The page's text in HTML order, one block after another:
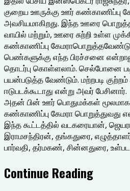
குறைய ஊருக்கு ஊர் கண்காணிப்பு
அவசியமாகிறது. இந்த ஊரை
வாயில் மற்றும், ஊரை சுற்றி உள்ள
கண்காணிப்பு
பெண்களுக்கு எந்த பிரச்சனை
தொடர்பு கொள்ளலாம். செல்போனை
பயன்படுத்த வேண்டும். மற்றபடி
ஈடுபடக்கூடாது என்று அவர் பேசினார்.
அதன் பின் ஊர் பொதுமக்கள் மூலமாக
கண்காணிப்பு கேமரா பொறுத்துவது
இந்த கூட்டத்தில் வடகரையான்,
இராமசந்திரன், தங்கதுரை, எழுத்தாளர்
பார்வதி, தர்மகண், சின்னதுரை,
Continue Reading